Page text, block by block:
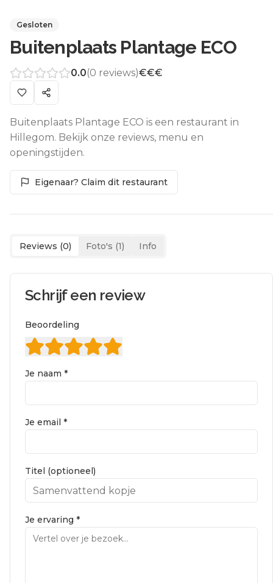
Gesloten
Buitenplaats Plantage ECO
0.0(0 reviews)€€€
Buitenplaats Plantage ECO is een restaurant in
Hillegom. Bekijk onze reviews, menu en
openingstijden.
Eigenaar? Claim dit restaurant
Reviews (0) Foto's (1) Info
Schrijf een review
Beoordeling
Je naam *
Je email *
Titel (optioneel)
Je ervaring *